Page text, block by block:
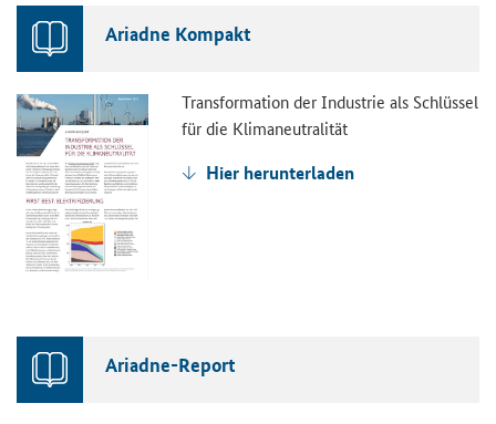
Ariadne Kompakt
Transformation der Industrie als Schlüssel
für die Klimaneutralität
Hier herunterladen
Ariadne-Report